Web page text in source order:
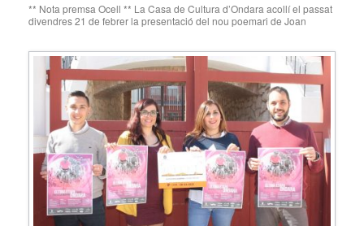
** Nota premsa Ocell ** La Casa de Cultura d’Ondara acollí el passat
divendres 21 de febrer la presentació del nou poemari de Joan
introducció d’un llibre que ha estat editat per l’Associació […]